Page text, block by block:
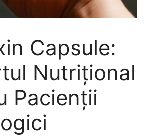
Capsule:
Nutrițional
Pacienții